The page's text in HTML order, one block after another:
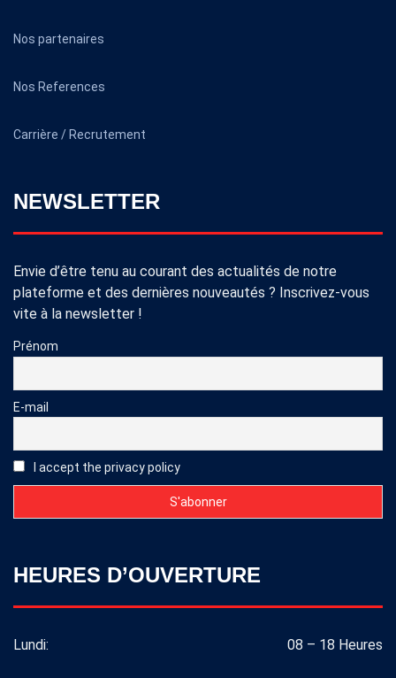
Nos partenaires
Nos References
Carrière / Recrutement
NEWSLETTER
Envie d’être tenu au courant des actualités de notre
plateforme et des dernières nouveautés ? Inscrivez-vous
vite à la newsletter !
Prénom
E-mail
I accept the privacy policy
HEURES D’OUVERTURE
Lundi: 08 – 18 Heures